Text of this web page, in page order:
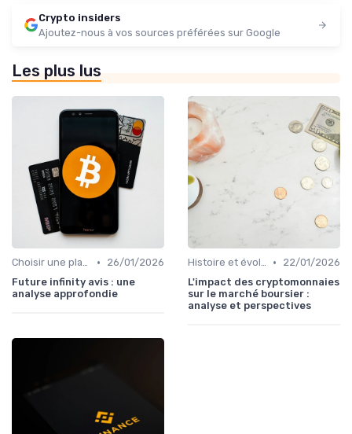
Crypto insiders
Ajoutez-nous à vos sources préférées sur Google
Les plus lus
Choisir une plateforme d'échange •
26/01/2026
Future infinity avis : une
analyse approfondie
Histoire et évolution du marché des cryptos •
22/01/2026
L'impact des cryptomonnaies
sur le marché boursier :
analyse et perspectives